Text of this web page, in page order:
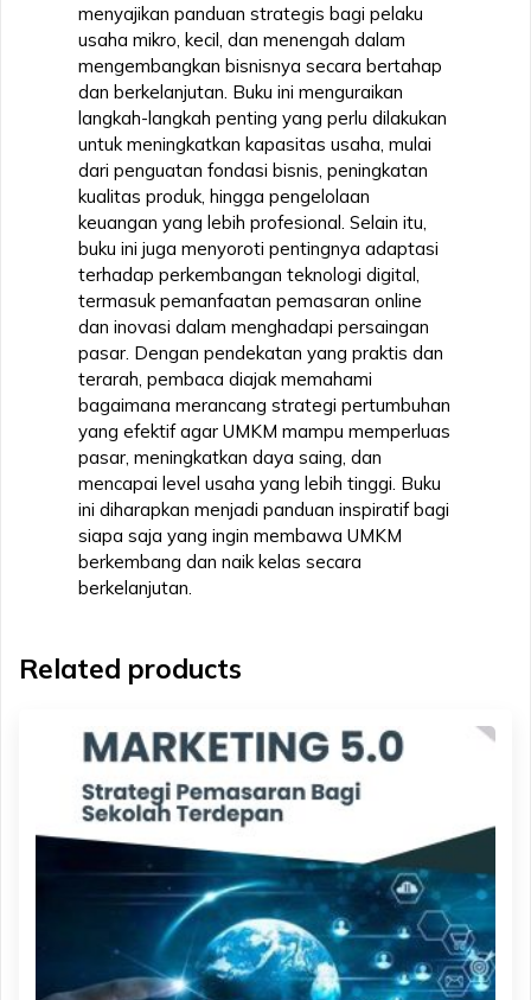
menyajikan panduan strategis bagi pelaku
usaha mikro, kecil, dan menengah dalam
mengembangkan bisnisnya secara bertahap
dan berkelanjutan. Buku ini menguraikan
langkah-langkah penting yang perlu dilakukan
untuk meningkatkan kapasitas usaha, mulai
dari penguatan fondasi bisnis, peningkatan
kualitas produk, hingga pengelolaan
keuangan yang lebih profesional. Selain itu,
buku ini juga menyoroti pentingnya adaptasi
terhadap perkembangan teknologi digital,
termasuk pemanfaatan pemasaran online
dan inovasi dalam menghadapi persaingan
pasar. Dengan pendekatan yang praktis dan
terarah, pembaca diajak memahami
bagaimana merancang strategi pertumbuhan
yang efektif agar UMKM mampu memperluas
pasar, meningkatkan daya saing, dan
mencapai level usaha yang lebih tinggi. Buku
ini diharapkan menjadi panduan inspiratif bagi
siapa saja yang ingin membawa UMKM
berkembang dan naik kelas secara
berkelanjutan.
Related products